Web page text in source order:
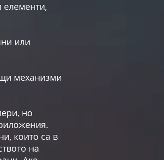
елементи,
или
механизми
но
които са в
на